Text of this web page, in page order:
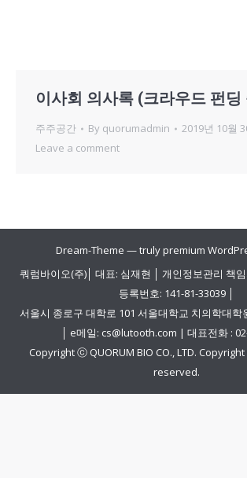
이사회 의사록 (크라우드 펀딩
주주공간 By quorumadmin
2019년 10월
Leave a comment
Dream-Theme — trulypremium
쿼럼바이오(주)│ 대표: 심재현 │ 개인정보관리 책
등록번호: 141-81-33039 │
서울시 종로구 대학로 101 서울대학교 치의학대학
│ e메일: cs@lutooth.com | 대표전화 :
Copyright ⓒ QUORUM BIO CO., LTD.
reserved.